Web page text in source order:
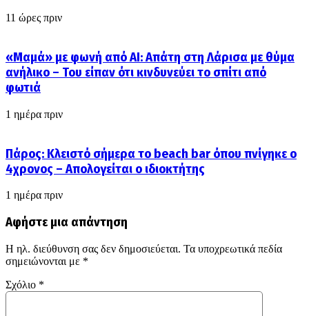
11 ώρες πριν
«Μαμά» με φωνή από AI: Απάτη στη Λάρισα με θύμα
ανήλικο – Του είπαν ότι κινδυνεύει το σπίτι από
φωτιά
1 ημέρα πριν
Πάρος: Κλειστό σήμερα το beach bar όπου πνίγηκε ο
4χρονος – Απολογείται ο ιδιοκτήτης
1 ημέρα πριν
Αφήστε μια απάντηση
Η ηλ. διεύθυνση σας δεν δημοσιεύεται. Τα υποχρεωτικά πεδία
σημειώνονται με *
Σχόλιο *